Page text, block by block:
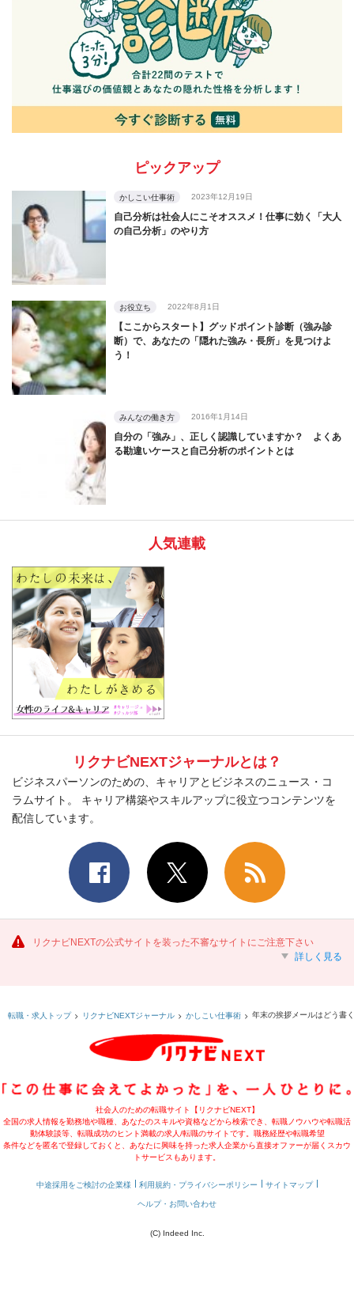
ピックアップ
かしこい仕事術 2023年12月19日
自己分析は社会人にこそオススメ！仕事に効く「大人
の自己分析」のやり方
お役立ち 2022年8月1日
【ここからスタート】グッドポイント診断（強み診
断）で、あなたの「隠れた強み・長所」を見つけよ
う！
みんなの働き方 2016年1月14日
自分の「強み」、正しく認識していますか？ よくあ
る勘違いケースと自己分析のポイントとは
人気連載
リクナビNEXTジャーナルとは？
ビジネスパーソンのための、キャリアとビジネスのニュース・コ
ラムサイト。 キャリア構築やスキルアップに役立つコンテンツを
配信しています。
リクナビNEXTの公式サイトを装った不審なサイトにご注意下さい
詳しく見る
転職・求人トップ リクナビNEXTジャーナル かしこい仕事術 年末の挨拶メールはどう書
社会人のための転職サイト【リクナビNEXT】
全国の求人情報を勤務地や職種、あなたのスキルや資格などから検索でき、転職ノウハウや転職活
動体験談等、転職成功のヒント満載の求人/転職のサイトです。職務経歴や転職希望
条件などを匿名で登録しておくと、あなたに興味を持った求人企業から直接オファーが届くスカウ
トサービスもあります。
中途採用をご検討の企業様 利用規約・プライバシーポリシー サイトマップ
ヘルプ・お問い合わせ
(C) Indeed Inc.